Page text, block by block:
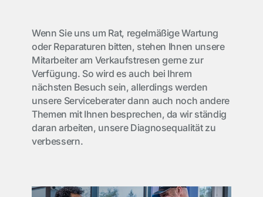
Wenn Sie uns um Rat, regelmäßige Wartung
oder Reparaturen bitten, stehen Ihnen unsere
Mitarbeiter am Verkaufstresen gerne zur
Verfügung. So wird es auch bei Ihrem
nächsten Besuch sein, allerdings werden
unsere Serviceberater dann auch noch andere
Themen mit Ihnen besprechen, da wir ständig
daran arbeiten, unsere Diagnosequalität zu
verbessern.